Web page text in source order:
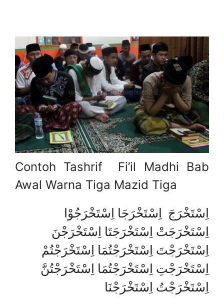
Contoh Tashrif Fi’il Madhi Bab
Awal Warna Tiga Mazid Tiga
اِسْتَخْرَجَ اِسْتَخْرَجَا اِسْتَخْرَجُوْا
اِسْتَخْرَجَتْ اِسْتَخْرَجَتَا اِسْتَخْرَجْنَ
اِسْتَخْرَجْتَ اِسْتَخْرَجْتُمَا اِسْتَخْرَجْتُمْ
اِسْتَخْرَجْتِ اِسْتَخْرَجْتُمَا اِسْتَخْرَجْتُنَّ
اِسْتَخْرَجْتُ اِسْتَخْرَجْنَا